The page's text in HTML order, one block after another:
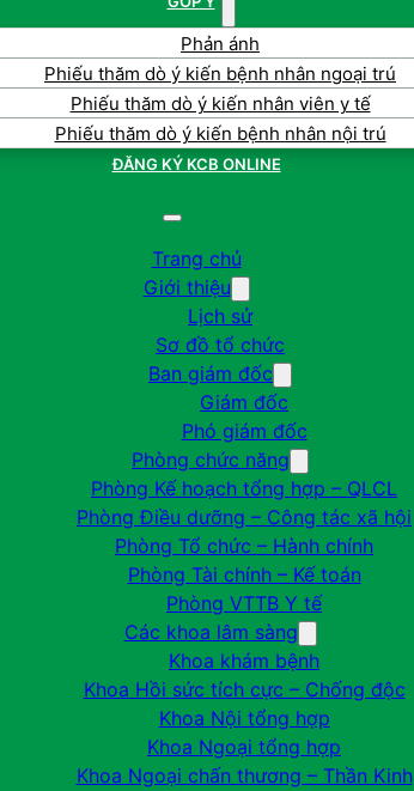
Phản ánh
Phiếu thăm dò ý kiến bệnh nhân ngoại trú
Phiếu thăm dò ý kiến nhân viên y tế
Phiếu thăm dò ý kiến bệnh nhân nội trú
ĐĂNG KÝ KCB ONLINE
Trang chủ
Giới thiệu
Lịch sử
Sơ đồ tổ chức
Ban giám đốc
Giám đốc
Phó giám đốc
Phòng chức năng
Phòng Kế hoạch tổng hợp – QLCL
Phòng Điều dưỡng – Công tác xã hội
Phòng Tổ chức – Hành chính
Phòng Tài chính – Kế toán
Phòng VTTB Y tế
Các khoa lâm sàng
Khoa khám bệnh
Khoa Hồi sức tích cực – Chống độc
Khoa Nội tổng hợp
Khoa Ngoại tổng hợp
Khoa Ngoại chấn thương – Thần Kinh